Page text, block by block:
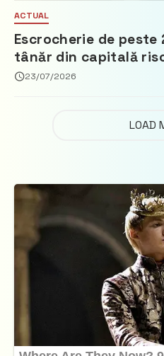
ACTUAL
Escrocherie de peste
tânăr din capitală
închisoare
23/07/2026
LOAD